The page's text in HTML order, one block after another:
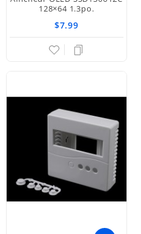
128×64 1.3po.
$7.99